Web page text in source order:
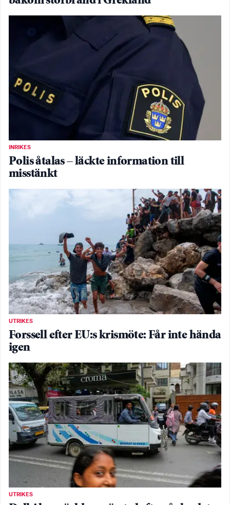
INRIKES
Polis åtalas – läckte information till
misstänkt
UTRIKES
Forssell efter EU:s krismöte: Får inte hända
igen
UTRIKES